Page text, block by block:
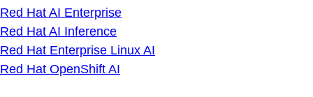
Red Hat AI Enterprise
Red Hat AI Inference
Red Hat Enterprise Linux AI
Red Hat OpenShift AI